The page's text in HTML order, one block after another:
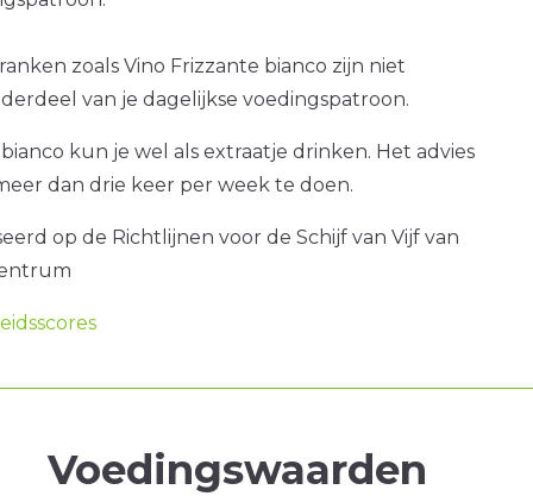
zoals Vino Frizzante bianco zijn niet
van je dagelijkse voedingspatroon.
kun je wel als extraatje drinken. Het advies
dan drie keer per week te doen.
op de Richtlijnen voor de Schijf van Vijf van
Voedingswaarden